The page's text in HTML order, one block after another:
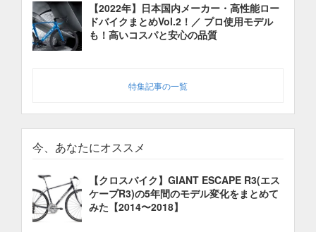
【2022年】日本国内メーカー・高性能ロー
ドバイクまとめVol.2！／ プロ使用モデル
も！高いコスパと安心の品質
特集記事の一覧
今、あなたにオススメ
【クロスバイク】GIANT ESCAPE R3(エス
ケープR3)の5年間のモデル変化をまとめて
みた【2014〜2018】